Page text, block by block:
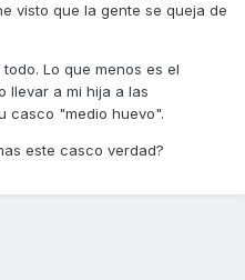
visto que la gente se queja de
Lo que menos es el
llevar a mi hija a las
casco "medio huevo".
este casco verdad?